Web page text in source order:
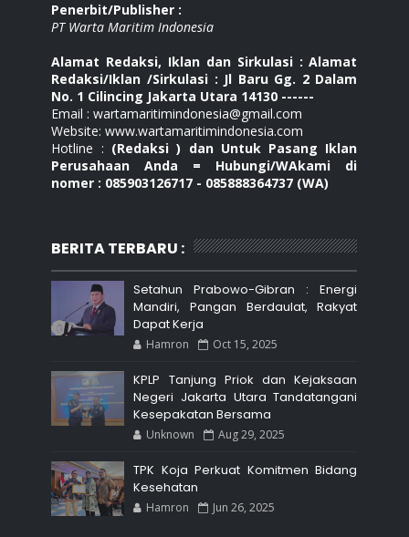
Penerbit/Publisher :
PT Warta Maritim Indonesia
Alamat Redaksi, Iklan dan Sirkulasi : Alamat
Redaksi/Iklan /Sirkulasi : Jl Baru Gg. 2 Dalam
No. 1 Cilincing Jakarta Utara 14130 ------
Email : wartamaritimindonesia@gmail.com
Website: www.wartamaritimindonesia.com
Hotline : (Redaksi ) dan Untuk Pasang Iklan
Perusahaan Anda = Hubungi/WAkami di
nomer : 085903126717 - 085888364737 (WA)
BERITA TERBARU :
Setahun Prabowo-Gibran : Energi
Mandiri, Pangan Berdaulat, Rakyat
Dapat Kerja
Hamron Oct 15, 2025
KPLP Tanjung Priok dan Kejaksaan
Negeri Jakarta Utara Tandatangani
Kesepakatan Bersama
Unknown Aug 29, 2025
TPK Koja Perkuat Komitmen Bidang
Kesehatan
Hamron Jun 26, 2025